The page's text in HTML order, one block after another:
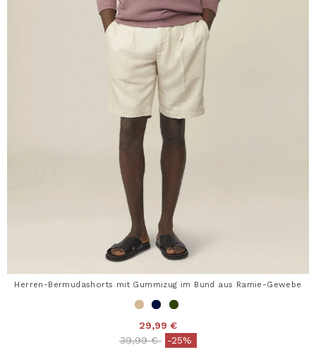
Herren-Bermudashorts mit Gummizug im Bund aus Ramie-Gewebe
29,99 €
Price reduced from
39,99 €to-25%